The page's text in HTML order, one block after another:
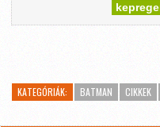
KATEGÓRIÁK: BATMAN CIKKEK